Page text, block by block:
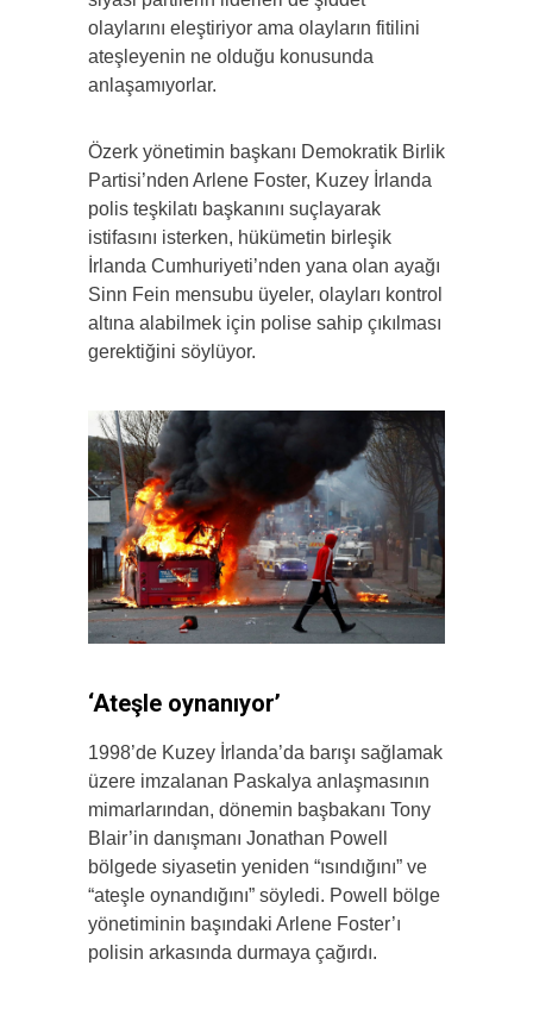
olaylarını eleştiriyor ama olayların fitilini
ateşleyenin ne olduğu konusunda
anlaşamıyorlar.
Özerk yönetimin başkanı Demokratik Birlik
Partisi’nden Arlene Foster, Kuzey İrlanda
polis teşkilatı başkanını suçlayarak
istifasını isterken, hükümetin birleşik
İrlanda Cumhuriyeti’nden yana olan ayağı
Sinn Fein mensubu üyeler, olayları kontrol
altına alabilmek için polise sahip çıkılması
gerektiğini söylüyor.
‘Ateşle oynanıyor’
1998’de Kuzey İrlanda’da barışı sağlamak
üzere imzalanan Paskalya anlaşmasının
mimarlarından, dönemin başbakanı Tony
Blair’in danışmanı Jonathan Powell
bölgede siyasetin yeniden “ısındığını” ve
“ateşle oynandığını” söyledi. Powell bölge
yönetiminin başındaki Arlene Foster’ı
polisin arkasında durmaya çağırdı.